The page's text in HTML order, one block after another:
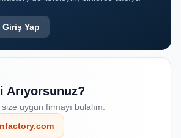
Giriş Yap
Arıyorsunuz?
uygun firmayı bulalım.